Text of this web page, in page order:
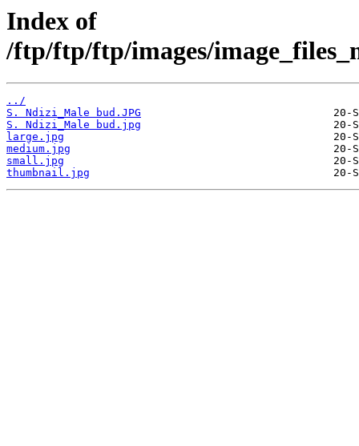
Index of
/ftp/ftp/ftp/images/
../
S. Ndizi_Male bud.JPG
S. Ndizi_Male bud.jpg
large.jpg
medium.jpg
small.jpg
thumbnail.jpg